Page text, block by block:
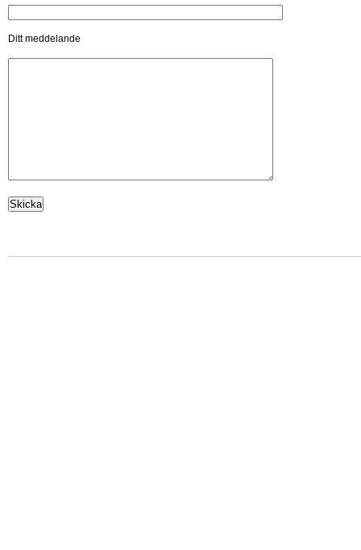
Ditt meddelande